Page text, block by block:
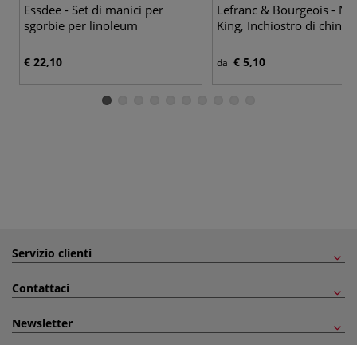
Essdee - Set di manici per
sgorbie per linoleum
€ 22,10
Lefranc & Bourgeois -
King, Inchiostro di china
da € 5,10
Servizio clienti
Contattaci
Newsletter